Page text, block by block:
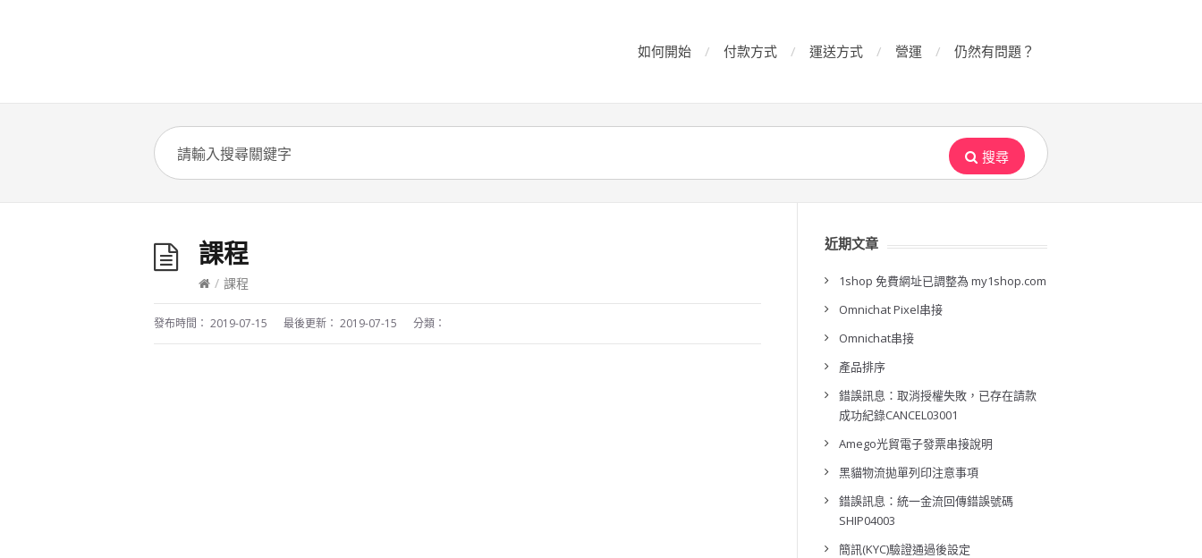
如何開始 付款方式 運送方式 營運 仍然有問題？
搜尋
課程
/ 課程
發布時間： 2019-07-15 最後更新： 2019-07-15 分類：
近期文章
1shop 免費網址已調整為 my1shop.com
Omnichat Pixel串接
Omnichat串接
產品排序
錯誤訊息：取消授權失敗，已存在請款
成功紀錄CANCEL03001
Amego光貿電子發票串接說明
黑貓物流拋單列印注意事項
錯誤訊息：統一金流回傳錯誤號碼
SHIP04003
簡訊(KYC)驗證通過後設定